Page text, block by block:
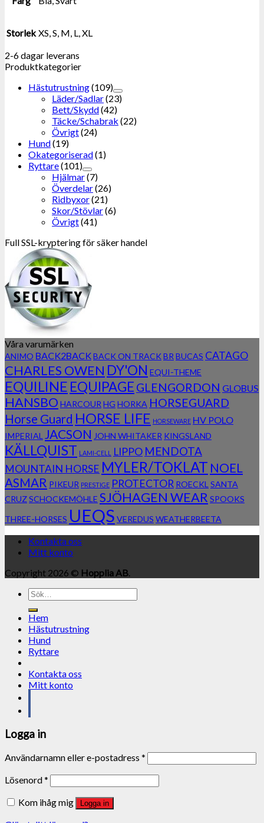
Storlek XS, S, M, L, XL
2-6 dagar leverans
Produktkategorier
Hästutrustning(109)
Läder/Sadlar(23)
Bett/Skydd(42)
Täcke/Schabrak (22)
Övrigt(24)
Hund(19)
Okategoriserad(1)
Ryttare(101)
Hjälmar(7)
Överdelar(26)
Ridbyxor(21)
Skor/Stövlar(6)
Övrigt(41)
Full SSL-kryptering för säker handel
Våra varumärken
ANIMO BACK2BACKBACK ON TRACK BR BUCAS CATAGO
CHARLES OWEN DY'ON EQUI-THEME
EQUILINE EQUIPAGE GLENGORDON GLOBUS
HANSBO HARCOUR HG HORKA HORSEGUARD
Horse Guard HORSE LIFE HORSEWARE HV POLO
IMPERIAL JACSON JOHN WHITAKER KINGSLAND
KÄLLQUIST LAMI-CELL LIPPO MENDOTA
MOUNTAIN HORSE MYLER/TOKLAT NOEL
ASMAR PIKEUR PRESTIGE PROTECTOR ROECKL SANTA
CRUZSCHOCKEMÖHLE SJÖHAGEN WEAR SPOOKS
THREE-HORSES UEQS VEREDUS WEATHERBEETA
Kontakta oss
Mitt konto
Copyright 2026 © Hopplia AB.
Sök
efter:
Hem
Hästutrustning
Hund
Ryttare
Kontakta oss
Mitt konto
Logga in
Användarnamn eller e-postadress *
Lösenord*
Kom ihåg mig
Logga in